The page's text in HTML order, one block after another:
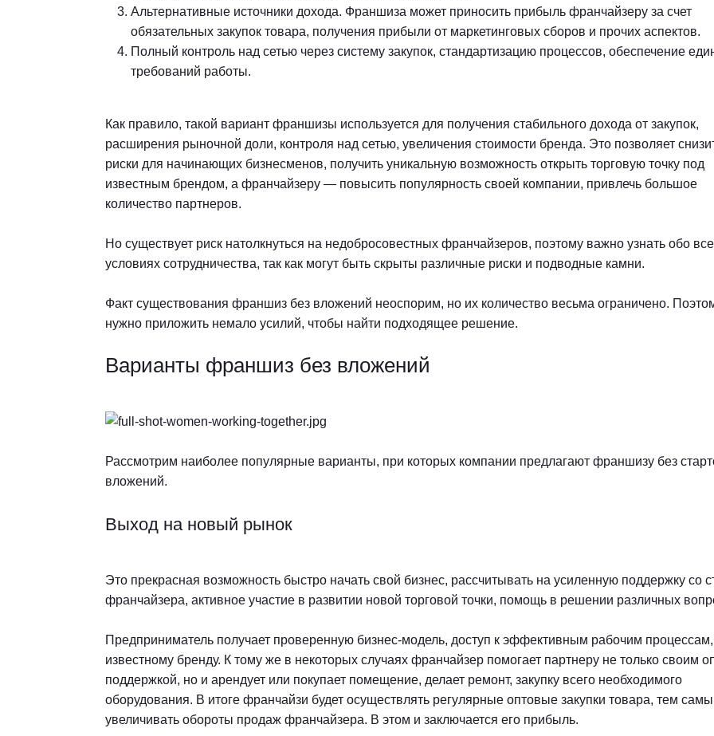
Альтернативные источники дохода. Франшиза может приносить прибыль франчайзеру за счет
обязательных закупок товара, получения прибыли от маркетинговых сборов и прочих аспектов.
Полный контроль над сетью через систему закупок, стандартизацию процессов, обеспечение
требований работы.
Как правило, такой вариант франшизы используется для получения стабильного дохода от закупок,
расширения рыночной доли, контроля над сетью, увеличения стоимости бренда. Это позволяет
риски для начинающих бизнесменов, получить уникальную возможность открыть торговую точку под
известным брендом, а франчайзеру — повысить популярность своей компании, привлечь большое
количество партнеров.
Но существует риск натолкнуться на недобросовестных франчайзеров, поэтому важно узнать обо
условиях сотрудничества, так как могут быть скрыты различные риски и подводные камни.
Факт существования франшиз без вложений неоспорим, но их количество весьма ограничено.
нужно приложить немало усилий, чтобы найти подходящее решение.
Варианты франшиз без вложений
Рассмотрим наиболее популярные варианты, при которых компании предлагают франшизу без
вложений.
Выход на новый рынок
Это прекрасная возможность быстро начать свой бизнес, рассчитывать на усиленную поддержку со
франчайзера, активное участие в развитии новой торговой точки, помощь в решении различных
Предприниматель получает проверенную бизнес-модель, доступ к эффективным рабочим процессам,
известному бренду. К тому же в некоторых случаях франчайзер помогает партнеру не только своим
поддержкой, но и арендует или покупает помещение, делает ремонт, закупку всего необходимого
оборудования. В итоге франчайзи будет осуществлять регулярные оптовые закупки товара, тем
увеличивать обороты продаж франчайзера. В этом и заключается его прибыль.